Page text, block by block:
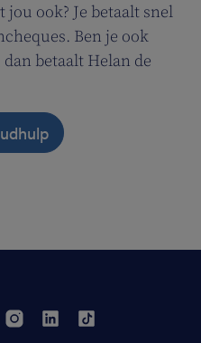
ook? Je betaalt snel
Ben je ook
betaalt Helan de